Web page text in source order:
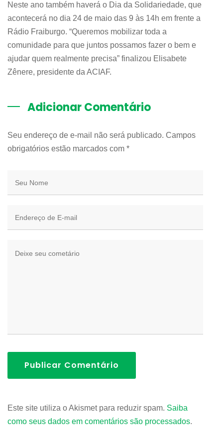
Neste ano também haverá o Dia da Solidariedade, que
acontecerá no dia 24 de maio das 9 às 14h em frente a
Rádio Fraiburgo. “Queremos mobilizar toda a
comunidade para que juntos possamos fazer o bem e
ajudar quem realmente precisa” finalizou Elisabete
Zênere, presidente da ACIAF.
Adicionar Comentário
Seu endereço de e-mail não será publicado. Campos
obrigatórios estão marcados com *
Publicar Comentário
Este site utiliza o Akismet para reduzir spam. Saiba
como seus dados em comentários são processados.